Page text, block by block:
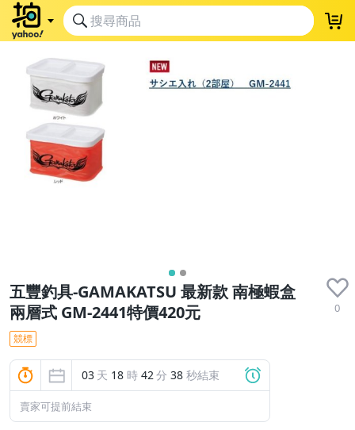
五豐釣具-GAMAKATSU 最新款 南極蝦盒
兩層式 GM-2441特價420元
0
競標
03 天 18 時 42 分 38 秒結束
賣家可提前結束